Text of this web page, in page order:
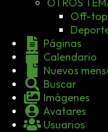
Off-
Páginas
Calendario
Nuevos
Buscar
Imágenes
Avatares
Usuarios